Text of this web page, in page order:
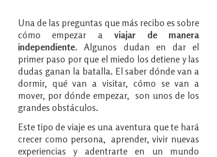
Una de las preguntas que más recibo es sobre
cómo empezar a viajar de manera
independiente. Algunos dudan en dar el
primer paso por que el miedo los detiene y las
dudas ganan la batalla. El saber dónde van a
dormir, qué van a visitar, cómo se van a
mover, por dónde empezar, son unos de los
grandes obstáculos.
Este tipo de viaje es una aventura que te hará
crecer como persona, aprender, vivir nuevas
experiencias y adentrarte en un mundo